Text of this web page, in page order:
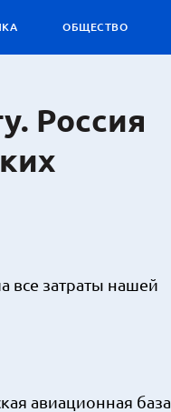
ОБЩЕСТВО
Россия
все затраты нашей
авиационная база